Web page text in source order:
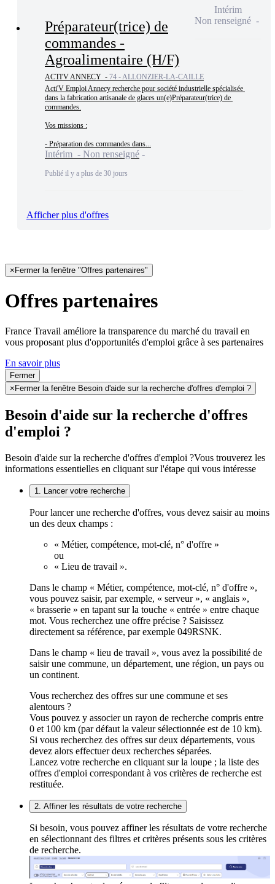
Préparateur(trice) de
commandes -
Agroalimentaire (H/F)
ACTI'V ANNECY - 74 - ALLONZIER-LA-CAILLE
Acti'V Emploi Annecy recherche pour société industrielle spécialisée
dans la fabrication artisanale de glaces un(e)Préparateur(trice) de
commandes.
Vos missions :
- Préparation des commandes dans...
Intérim - Non renseigné
Publié il y a plus de 30 jours
Intérim
Non renseigné
Afficher plus d'offres
× Fermer la fenêtre "Offres partenaires"
Offres partenaires
France Travail améliore la transparence du marché du travail en
vous proposant plus d'opportunités d'emploi grâce à ses partenaires
En savoir plus
Fermer
× Fermer la fenêtre Besoin d'aide sur la recherche d'offres d'emploi ?
Besoin d'aide sur la recherche d'offres
d'emploi ?
Besoin d'aide sur la recherche d'offres d'emploi ?Vous trouverez les
informations essentielles en cliquant sur l'étape qui vous intéresse
1. Lancer votre recherche
Pour lancer une recherche d'offres, vous devez saisir au moins
un des deux champs :
« Métier, compétence, mot-clé, n° d'offre »
ou
« Lieu de travail ».
Dans le champ « Métier, compétence, mot-clé, n° d'offre »,
vous pouvez saisir, par exemple, « serveur », « anglais »,
« brasserie » en tapant sur la touche « entrée » entre chaque
mot. Vous recherchez une offre précise ? Saisissez
directement sa référence, par exemple 049RSNK.
Dans le champ « lieu de travail », vous avez la possibilité de
saisir une commune, un département, une région, un pays ou
un continent.
Vous recherchez des offres sur une commune et ses
alentours ?
Vous pouvez y associer un rayon de recherche compris entre
0 et 100 km (par défaut la valeur sélectionnée est de 10 km).
Si vous recherchez des offres sur deux départements, vous
devez alors effectuer deux recherches séparées.
Lancez votre recherche en cliquant sur la loupe ; la liste des
offres d'emploi correspondant à vos critères de recherche est
restituée.
2. Affiner les résultats de votre recherche
Si besoin, vous pouvez affiner les résultats de votre recherche
en sélectionnant des filtres et critères présents sous les critères
de recherche.